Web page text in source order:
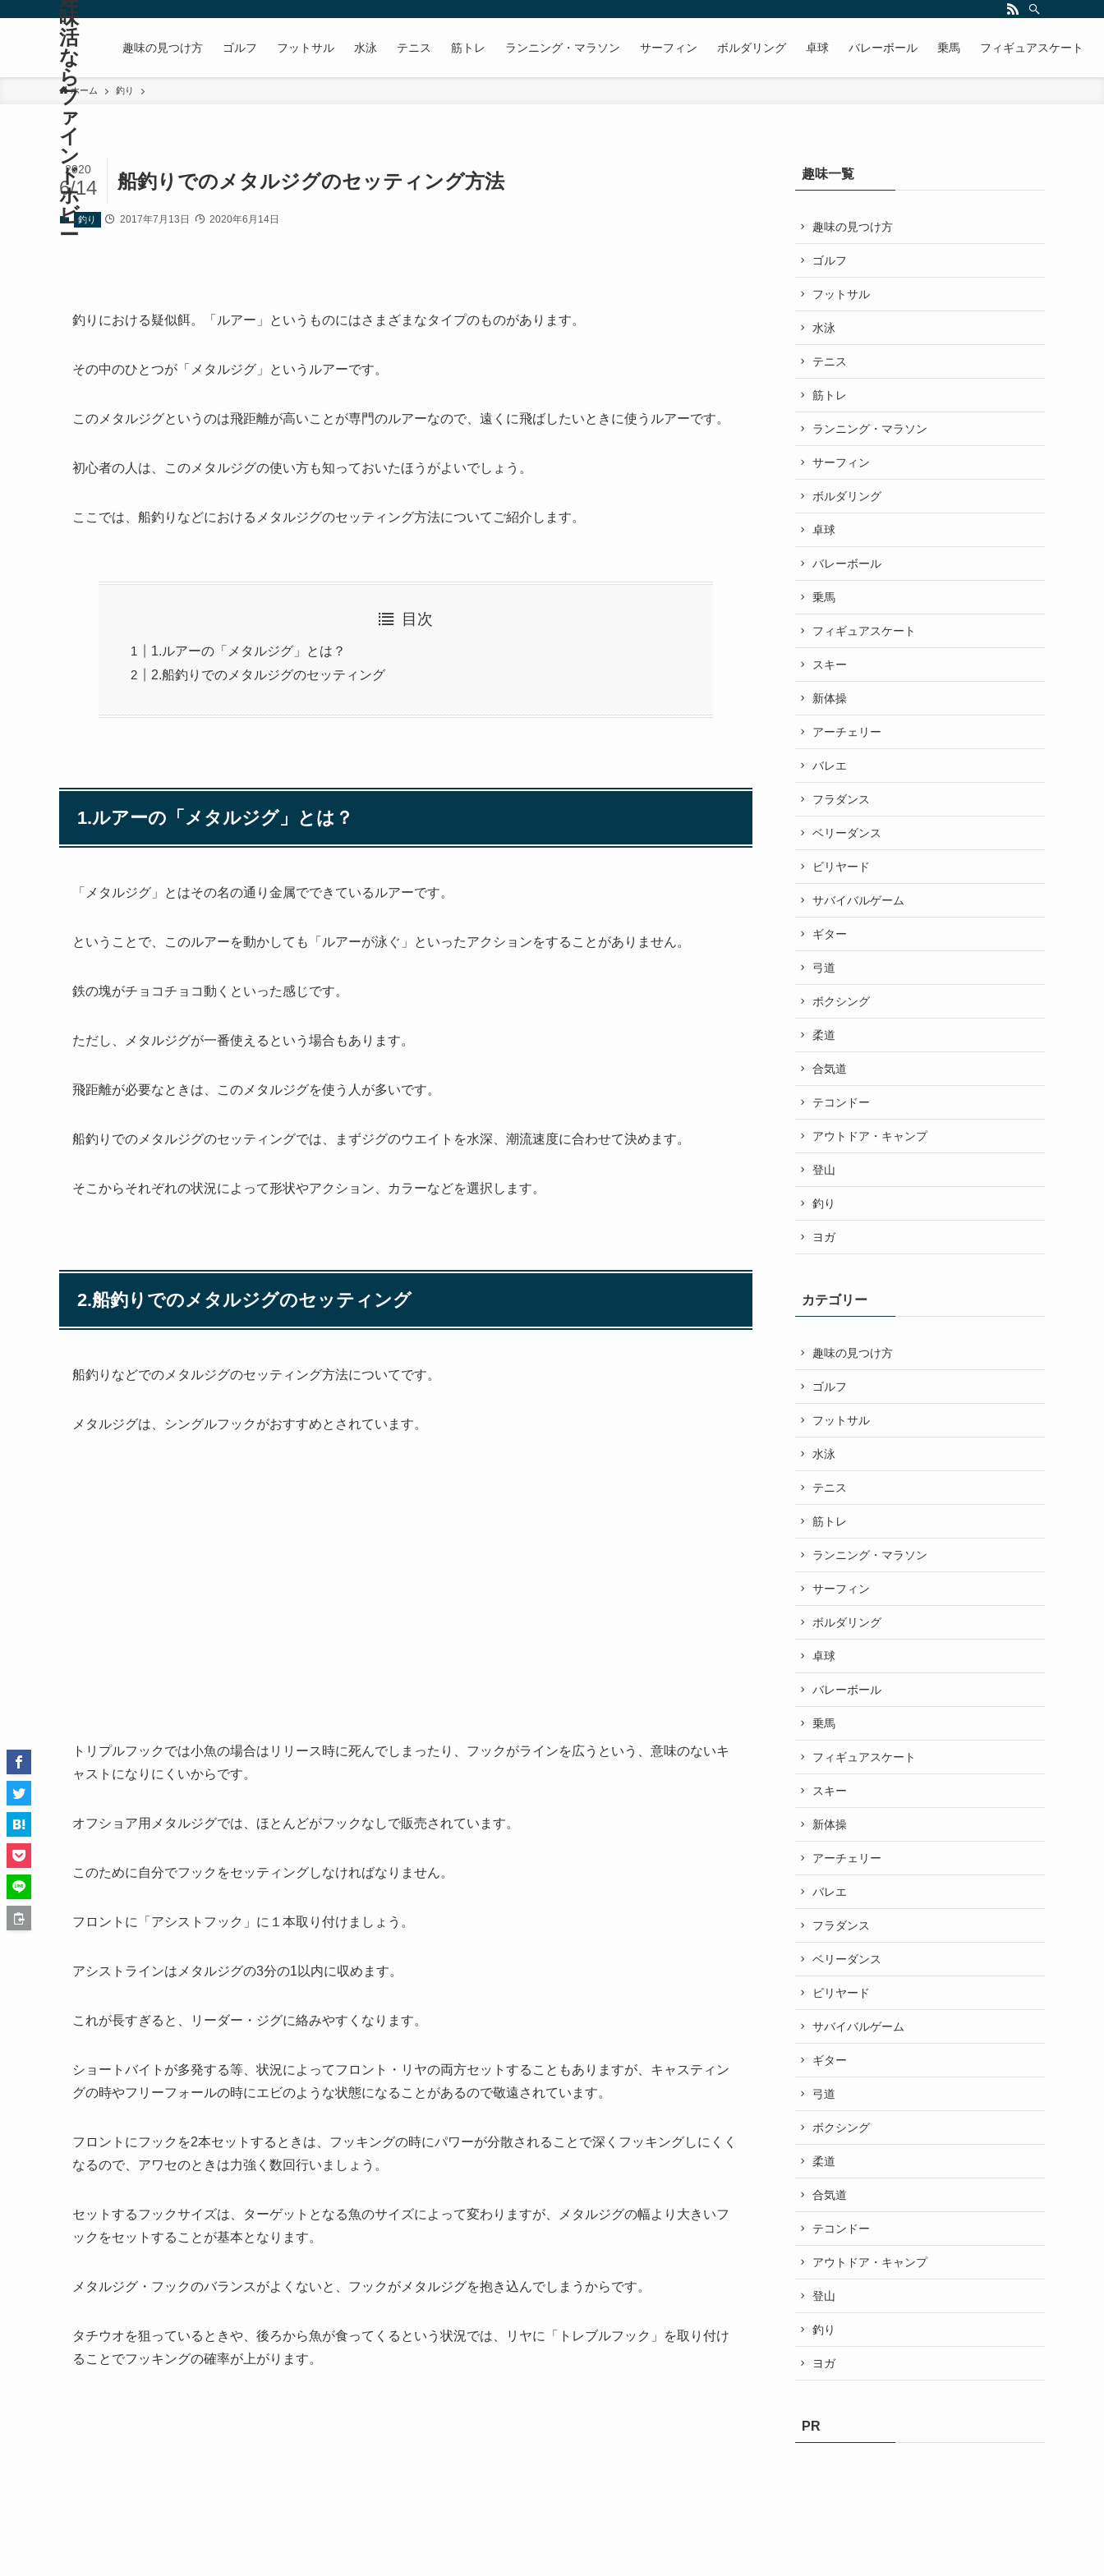
味
活
な
ら
フ
ァ
イ
ン
ド
ホ
ビ
ー
趣味の見つけ方 ゴルフ フットサル 水泳 テニス 筋トレ ランニング・マラソン サーフィン ボルダリング 卓球 バレーボール 乗馬 フィギュアスケート
ホーム 釣り
船釣りでのメタルジグのセッティング方法
2020
6/14
釣り 2017年7月13日 2020年6月14日
釣りにおける疑似餌。「ルアー」というものにはさまざまなタイプのものがあります。
その中のひとつが「メタルジグ」というルアーです。
このメタルジグというのは飛距離が高いことが専門のルアーなので、遠くに飛ばしたいときに使うルアーです。
初心者の人は、このメタルジグの使い方も知っておいたほうがよいでしょう。
ここでは、船釣りなどにおけるメタルジグのセッティング方法についてご紹介します。
目次
1.ルアーの「メタルジグ」とは？
2.船釣りでのメタルジグのセッティング
1.ルアーの「メタルジグ」とは？
「メタルジグ」とはその名の通り金属でできているルアーです。
ということで、このルアーを動かしても「ルアーが泳ぐ」といったアクションをすることがありません。
鉄の塊がチョコチョコ動くといった感じです。
ただし、メタルジグが一番使えるという場合もあります。
飛距離が必要なときは、このメタルジグを使う人が多いです。
船釣りでのメタルジグのセッティングでは、まずジグのウエイトを水深、潮流速度に合わせて決めます。
そこからそれぞれの状況によって形状やアクション、カラーなどを選択します。
2.船釣りでのメタルジグのセッティング
船釣りなどでのメタルジグのセッティング方法についてです。
メタルジグは、シングルフックがおすすめとされています。
トリプルフックでは小魚の場合はリリース時に死んでしまったり、フックがラインを広うという、意味のないキ
ャストになりにくいからです。
オフショア用メタルジグでは、ほとんどがフックなしで販売されています。
このために自分でフックをセッティングしなければなりません。
フロントに「アシストフック」に１本取り付けましょう。
アシストラインはメタルジグの3分の1以内に収めます。
これが長すぎると、リーダー・ジグに絡みやすくなります。
ショートバイトが多発する等、状況によってフロント・リヤの両方セットすることもありますが、キャスティン
グの時やフリーフォールの時にエビのような状態になることがあるので敬遠されています。
フロントにフックを2本セットするときは、フッキングの時にパワーが分散されることで深くフッキングしにくく
なるので、アワセのときは力強く数回行いましょう。
セットするフックサイズは、ターゲットとなる魚のサイズによって変わりますが、メタルジグの幅より大きいフ
ックをセットすることが基本となります。
メタルジグ・フックのバランスがよくないと、フックがメタルジグを抱き込んでしまうからです。
タチウオを狙っているときや、後ろから魚が食ってくるという状況では、リヤに「トレブルフック」を取り付け
ることでフッキングの確率が上がります。
趣味一覧
趣味の見つけ方
ゴルフ
フットサル
水泳
テニス
筋トレ
ランニング・マラソン
サーフィン
ボルダリング
卓球
バレーボール
乗馬
フィギュアスケート
スキー
新体操
アーチェリー
バレエ
フラダンス
ベリーダンス
ビリヤード
サバイバルゲーム
ギター
弓道
ボクシング
柔道
合気道
テコンドー
アウトドア・キャンプ
登山
釣り
ヨガ
カテゴリー
趣味の見つけ方
ゴルフ
フットサル
水泳
テニス
筋トレ
ランニング・マラソン
サーフィン
ボルダリング
卓球
バレーボール
乗馬
フィギュアスケート
スキー
新体操
アーチェリー
バレエ
フラダンス
ベリーダンス
ビリヤード
サバイバルゲーム
ギター
弓道
ボクシング
柔道
合気道
テコンドー
アウトドア・キャンプ
登山
釣り
ヨガ
PR